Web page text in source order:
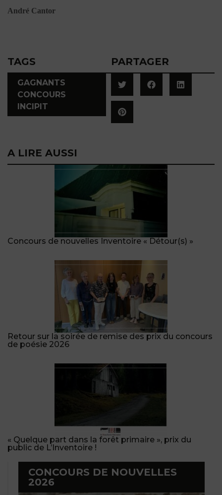
André Cantor
TAGS
GAGNANTS
CONCOURS
INCIPIT
PARTAGER
A LIRE AUSSI
Concours de nouvelles Inventoire « Détour(s) »
Retour sur la soirée de remise des prix du concours
de poésie 2026
« Quelque part dans la forêt primaire », prix du
public de L’Inventoire !
CONCOURS DE NOUVELLES
2026